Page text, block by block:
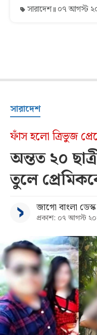
সারাদেশ ০৭ আগস্ট
সারাদেশ
ফাঁস হলো ত্রিভুজ
অন্তত ২০
তুলে
জাগো বাংলা ডেস্ক
প্রকাশ: ০৭ আগস্ট